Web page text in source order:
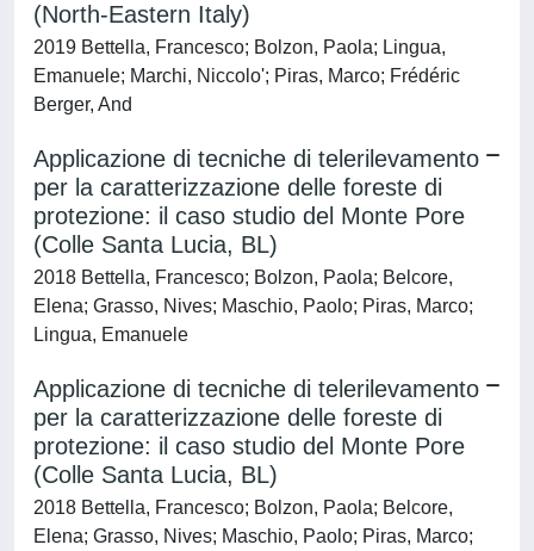
(North-Eastern Italy)
2019 Bettella, Francesco; Bolzon, Paola; Lingua,
Emanuele; Marchi, Niccolo'; Piras, Marco; Frédéric
Berger, And
Applicazione di tecniche di telerilevamento
per la caratterizzazione delle foreste di
protezione: il caso studio del Monte Pore
(Colle Santa Lucia, BL)
2018 Bettella, Francesco; Bolzon, Paola; Belcore,
Elena; Grasso, Nives; Maschio, Paolo; Piras, Marco;
Lingua, Emanuele
Applicazione di tecniche di telerilevamento
per la caratterizzazione delle foreste di
protezione: il caso studio del Monte Pore
(Colle Santa Lucia, BL)
2018 Bettella, Francesco; Bolzon, Paola; Belcore,
Elena; Grasso, Nives; Maschio, Paolo; Piras, Marco;